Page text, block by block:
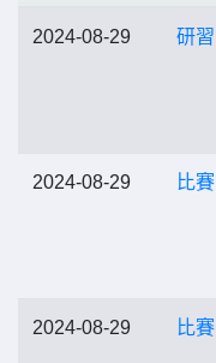
2024-08-29 研習
2024-08-29 比賽
2024-08-29 比賽